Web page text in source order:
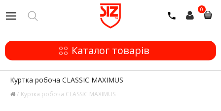
0
Каталог товарів
Куртка робоча CLASSIC MAXIMUS
Куртка робоча CLASSIC MAXIMUS